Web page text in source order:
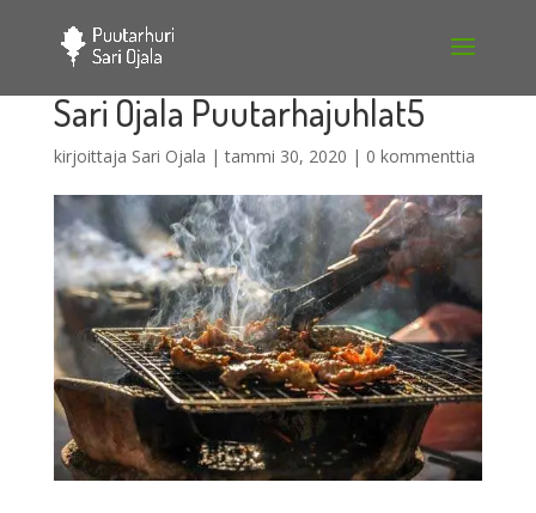
Sari Ojala Puutarhajuhlat5
kirjoittaja Sari Ojala |tammi 30, 2020 | 0 kommenttia